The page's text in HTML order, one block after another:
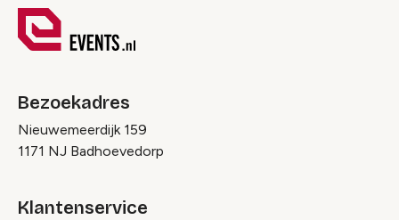
Bezoekadres
Nieuwemeerdijk 159
1171 NJ Badhoevedorp
Klantenservice